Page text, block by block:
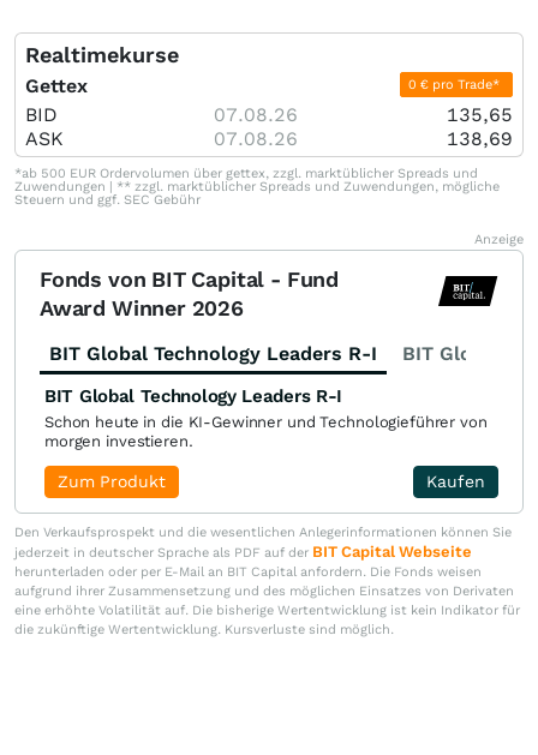
Realtimekurse
Gettex 0 € pro Trade*
BID 07.08.26
135,65
ASK
07.08.26 138,69
*ab 500 EUR Ordervolumen über gettex, zzgl. marktüblicher Spreads und
Zuwendungen | ** zzgl. marktüblicher Spreads und Zuwendungen, mögliche
Steuern und ggf. SEC Gebühr
Anzeige
Fonds von BIT Capital - Fund
Award Winner 2026
BIT Global Technology Leaders R-I BIT Global
BIT Global Technology Leaders R-I
Schon heute in die KI-Gewinner und Technologieführer von
morgen investieren.
Kaufen
Zum Produkt
Den Verkaufsprospekt und die wesentlichen Anlegerinformationen können Sie
jederzeit in deutscher Sprache als PDF auf der BIT Capital Webseite
herunterladen oder per E-Mail an BIT Capital anfordern. Die Fonds weisen
aufgrund ihrer Zusammensetzung und des möglichen Einsatzes von Derivaten
eine erhöhte Volatilität auf. Die bisherige Wertentwicklung ist kein Indikator für
die zukünftige Wertentwicklung. Kursverluste sind möglich.